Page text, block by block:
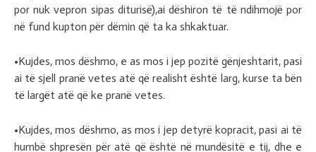
por nuk vepron sipas diturisë),ai dëshiron të të ndihmojë por
në fund kupton për dëmin që ta ka shkaktuar.
•Kujdes, mos dëshmo, e as mos i jep pozitë gënjeshtarit, pasi
ai të sjell pranë vetes atë që realisht është larg, kurse ta bën
të largët atë që ke pranë vetes.
•Kujdes, mos dëshmo, as mos i jep detyrë kopracit, pasi ai të
humbë shpresën për atë që është në mundësitë e tij, dhe e